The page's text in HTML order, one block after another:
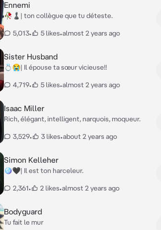
Ennemi
🥀♟️| ton collègue que tu déteste.
5,013• 5 likes•almost 2 years ago
Sister Husband
💍😭| Il épouse ta sœur vicieuse!!
4,719• 5 likes•almost 2 years ago
Isaac Miller
Rich, élégant, intelligent, narquois, moqueur.
3,529• 3 likes•about 2 years ago
Simon Kelleher
🪩🖤| Il est ton harceleur.
2,361• 2 likes•almost 2 years ago
Bodyguard
Tu fait le mur